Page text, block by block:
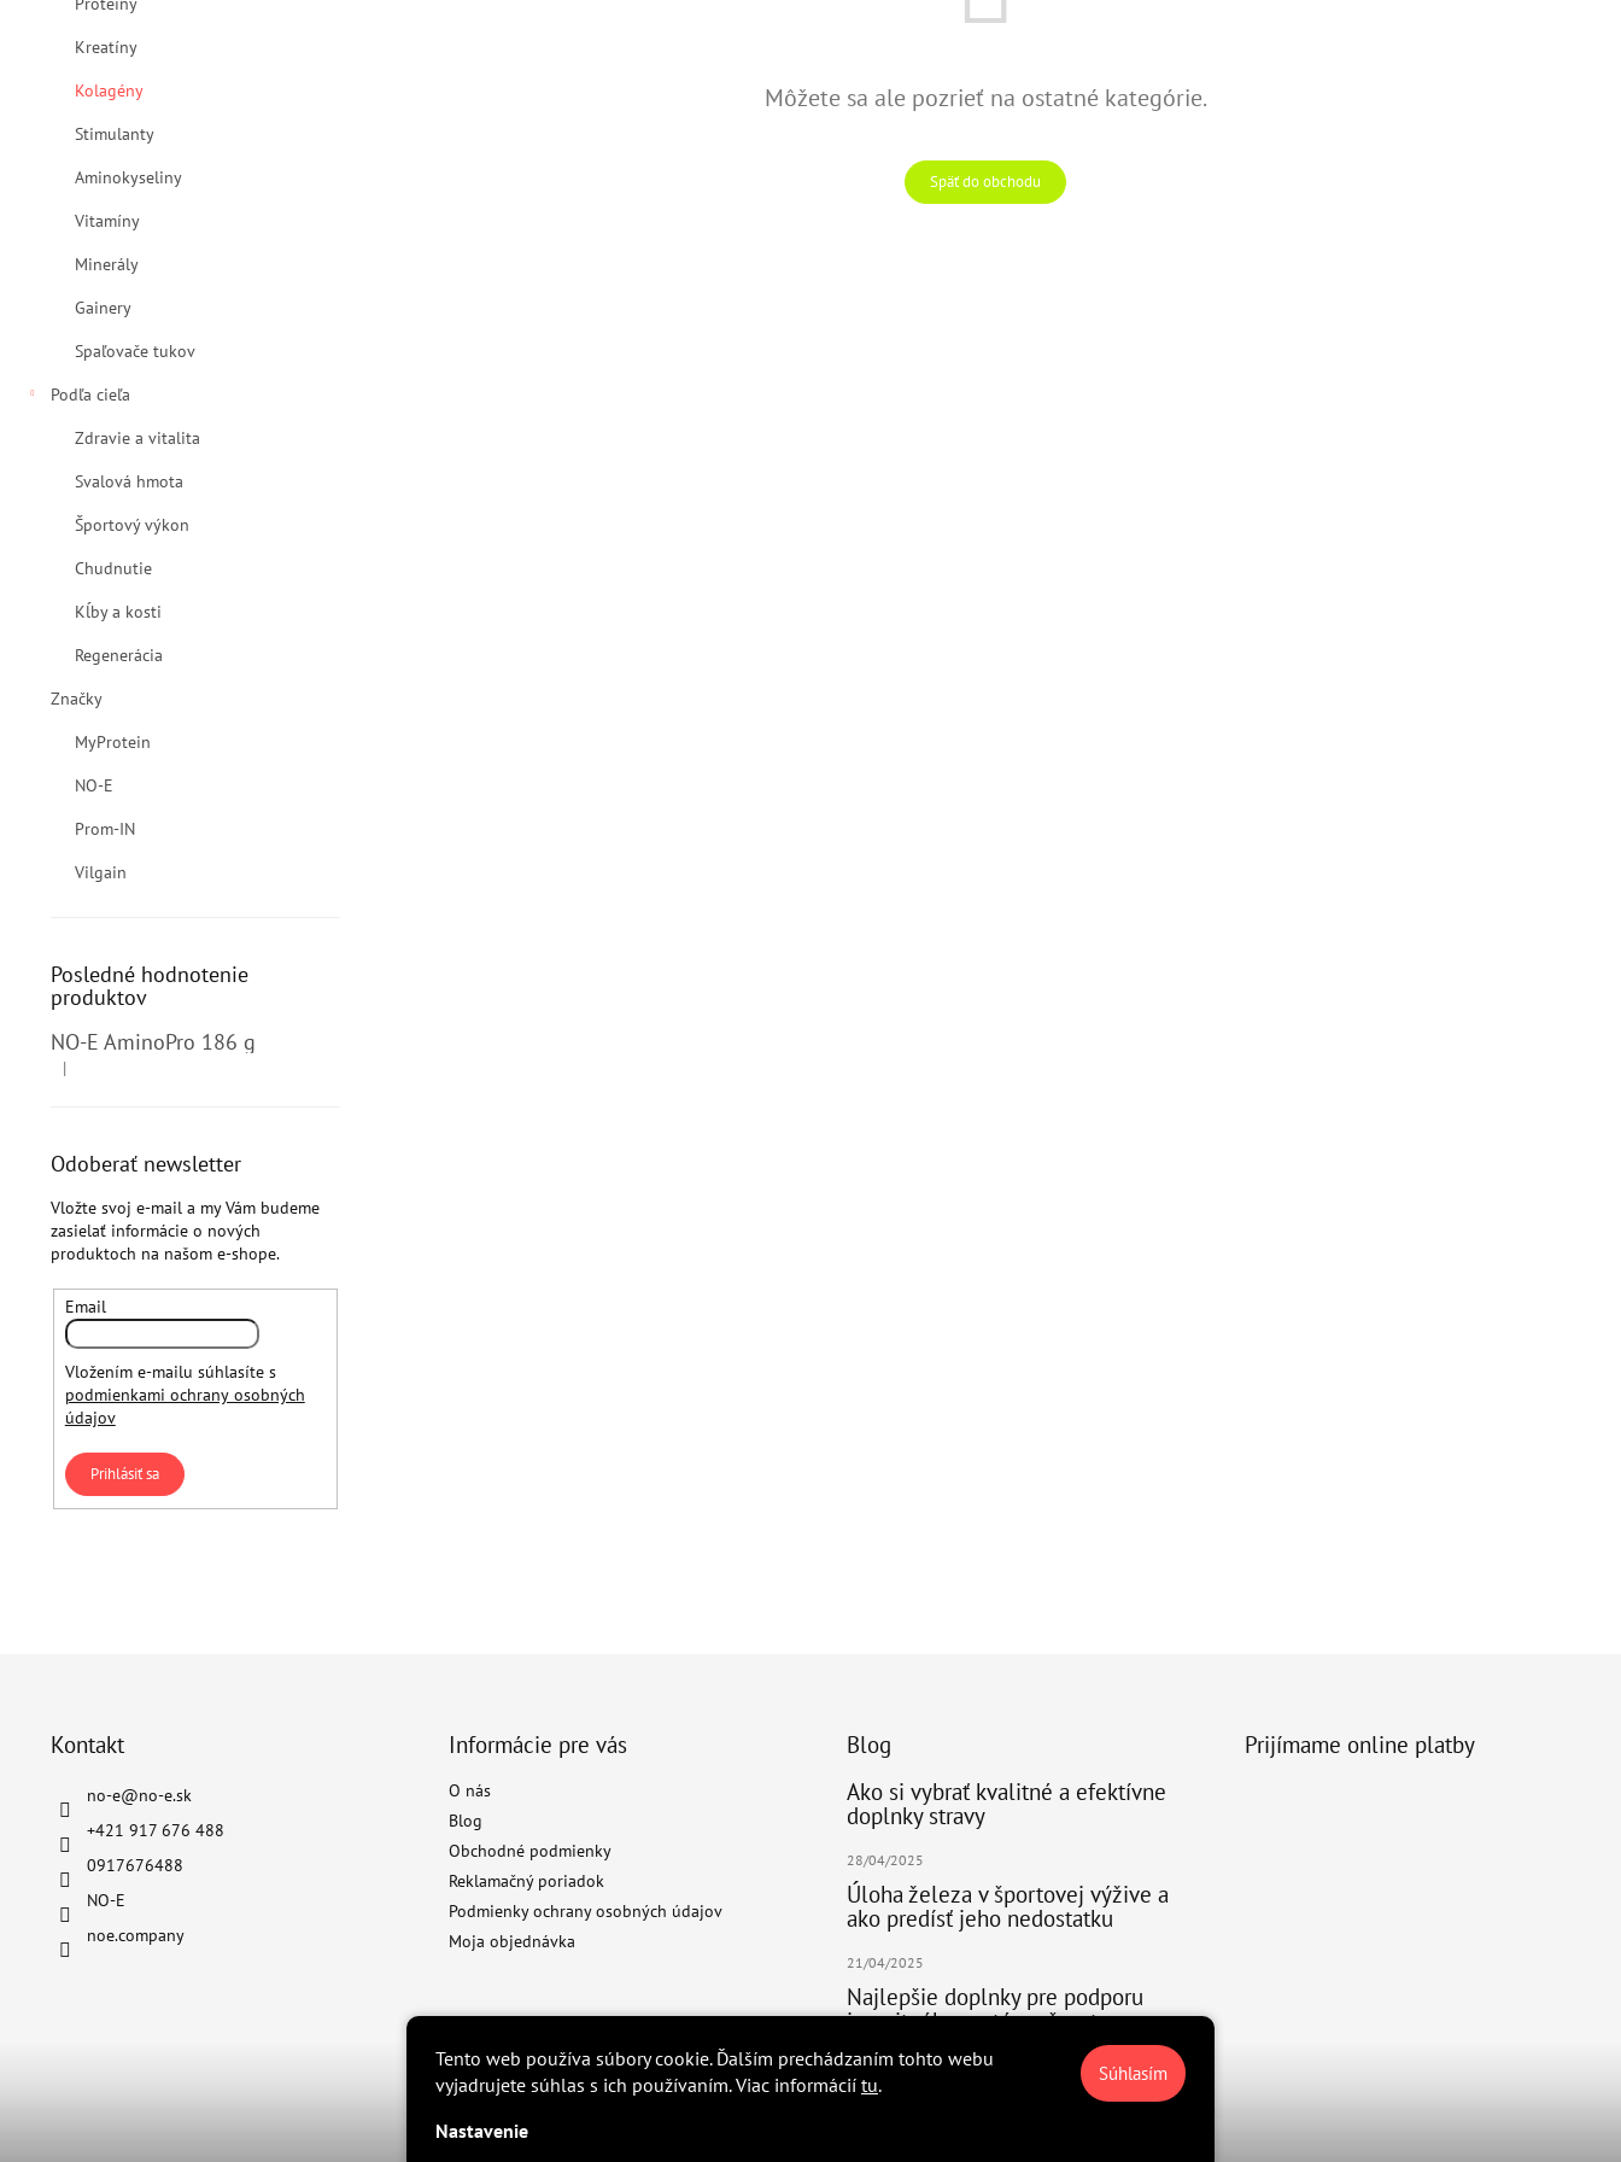
Tento web používa súbory cookie. Ďalším prechádzaním tohto webu
vyjadrujete súhlas s ich používaním. Viac informácií tu.
Nastavenie
Súhlasím
Kreatíny
Kolagény
Stimulanty
Aminokyseliny
Vitamíny
Minerály
Gainery
Spaľovače tukov
Podľa cieľa
Zdravie a vitalita
Svalová hmota
Športový výkon
Chudnutie
Kĺby a kosti
Regenerácia
Značky
MyProtein
NO-E
Prom-IN
Vilgain
Posledné hodnotenie
produktov
NO-E AminoPro 186 g
Hodnotenie produktu je 4 z 5 hviezdičiek.
|
Odoberať newsletter
Vložte svoj e-mail a my Vám budeme
zasielať informácie o nových
produktoch na našom e-shope.
Email
Vložením e-mailu súhlasíte s
podmienkami ochrany osobných
údajov
Prihlásiť sa
Môžete sa ale pozrieť na ostatné kategórie.
Späť do obchodu
Kontakt
no-e@no-e.sk
+421 917 676 488
0917676488
NO-E
noe.company
Informácie pre vás
O nás
Blog
Obchodné podmienky
Reklamačný poriadok
Podmienky ochrany osobných údajov
Moja objednávka
Blog
Ako si vybrať kvalitné a efektívne
doplnky stravy
28/04/2025
Úloha železa v športovej výžive a
ako predísť jeho nedostatku
21/04/2025
Najlepšie doplnky pre podporu
imunitného systému športovcov
14/04/2025
Prijímame online platby